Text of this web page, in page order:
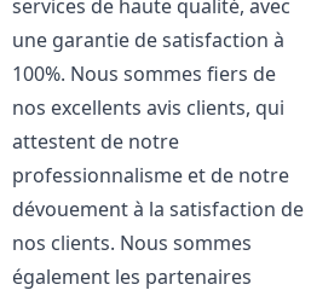
services de haute qualité, avec
une garantie de satisfaction à
100%. Nous sommes fiers de
nos excellents avis clients, qui
attestent de notre
professionnalisme et de notre
dévouement à la satisfaction de
nos clients. Nous sommes
également les partenaires